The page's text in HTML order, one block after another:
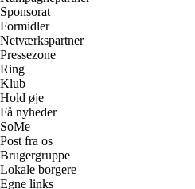
Sponsorat
Formidler
Netværkspartner
Pressezone
Ring
Klub
Hold øje
Få nyheder
SoMe
Post fra os
Brugergruppe
Lokale borgere
Egne links